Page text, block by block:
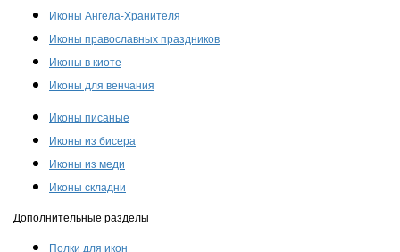
Иконы Ангела-Хранителя
Иконы православных праздников
Иконы в киоте
Иконы для венчания
Иконы писаные
Иконы из бисера
Иконы из меди
Иконы складни
Дополнительные разделы
Полки для икон